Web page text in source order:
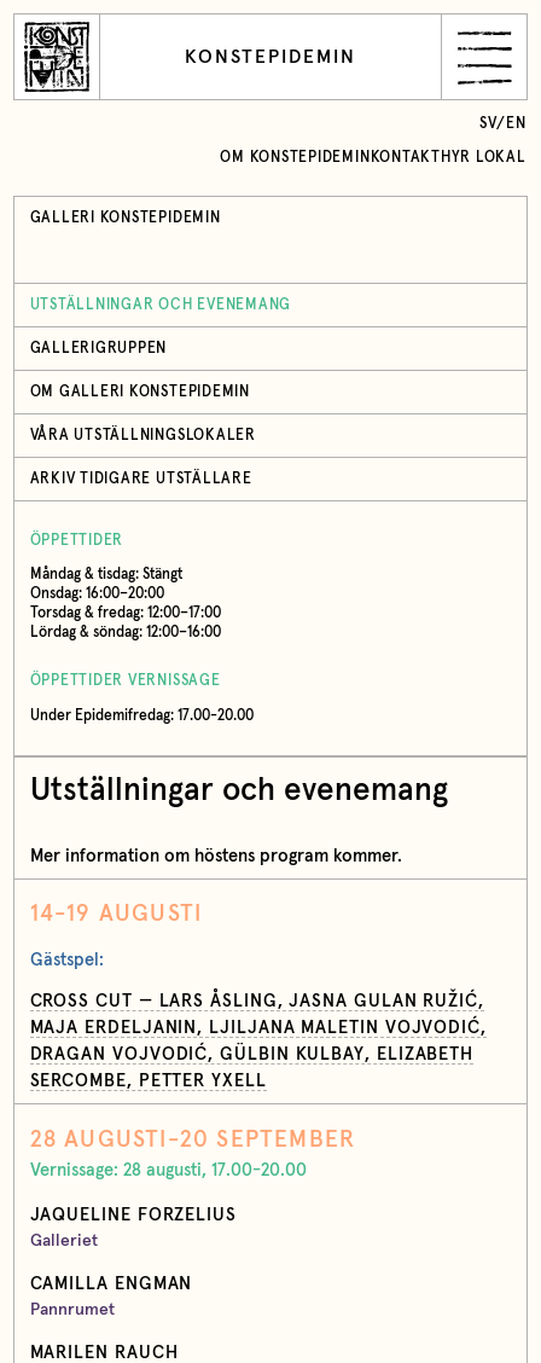
KONSTEPIDEMIN
OM KONSTEPIDEMIN KONTAKT HYR LOKAL
SV/ EN
GALLERI KONSTEPIDEMIN
UTSTÄLLNINGAR OCH EVENEMANG
GALLERIGRUPPEN
OM GALLERI KONSTEPIDEMIN
VÅRA UTSTÄLLNINGSLOKALER
ARKIV TIDIGARE UTSTÄLLARE
ÖPPETTIDER
Måndag & tisdag: Stängt
Onsdag: 16:00–20:00
Torsdag & fredag: 12:00–17:00
Lördag & söndag: 12:00–16:00
ÖPPETTIDER VERNISSAGE
Under Epidemifredag: 17.00-20.00
Utställningar och evenemang
Mer information om höstens program kommer.
14-19 AUGUSTI
Gästspel:
CROSS CUT — LARS ÅSLING, JASNA GULAN RUŽIĆ,
MAJA ERDELJANIN, LJILJANA MALETIN VOJVODIĆ,
DRAGAN VOJVODIĆ, GÜLBIN KULBAY, ELIZABETH
SERCOMBE, PETTER YXELL
28 AUGUSTI-20 SEPTEMBER
Vernissage: 28 augusti, 17.00-20.00
JAQUELINE FORZELIUS
Galleriet
CAMILLA ENGMAN
Pannrumet
MARILEN RAUCH